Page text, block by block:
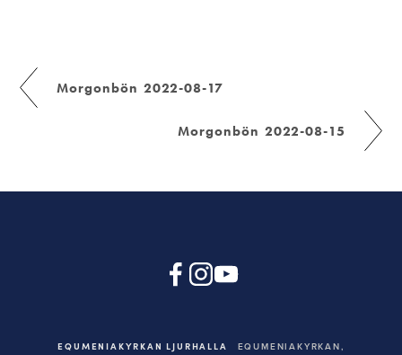
Morgonbön 2022-08-17
Morgonbön 2022-08-15
EQUMENIAKYRKAN LJURHALLA
EQUMENIAKYRKAN,